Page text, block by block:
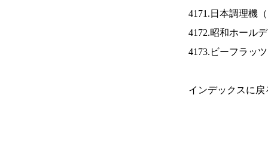
4171.日本調理機（
4172.昭和ホール
4173.ビーフラッ
インデックスに戻